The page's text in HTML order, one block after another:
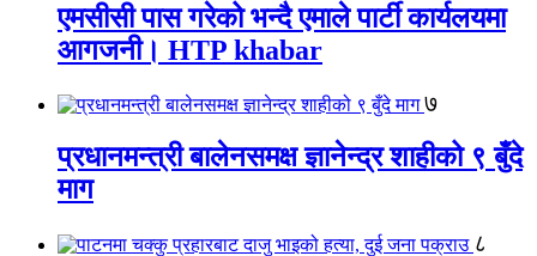
एमसीसी पास गरेको भन्दै एमाले पार्टी कार्यलयमा
आगजनी। HTP khabar
७
प्रधानमन्त्री बालेनसमक्ष ज्ञानेन्द्र शाहीको ९ बुँदे
माग
८